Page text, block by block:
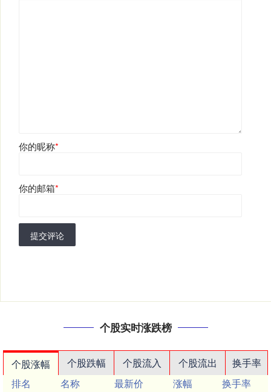
你的昵称*
你的邮箱*
提交评论
个股实时涨跌榜
个股涨幅 个股跌幅 个股流入 个股流出
换手率
排名
名称 最新价 涨幅
换手率